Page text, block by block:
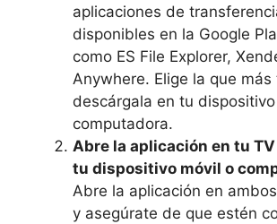
aplicaciones de
disponibles en la Google
como ES File Explorer,
Anywhere. Elige la que
descárgala en tu
computadora.
Abre la aplicación en tu
tu dispositivo móvil o
Abre la aplicación en
y asegúrate de que estén